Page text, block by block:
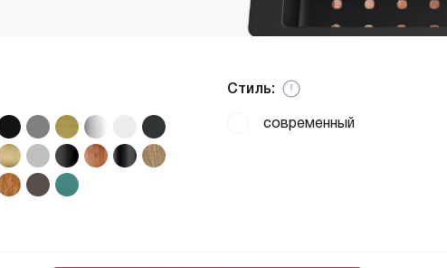
Стиль:
современный